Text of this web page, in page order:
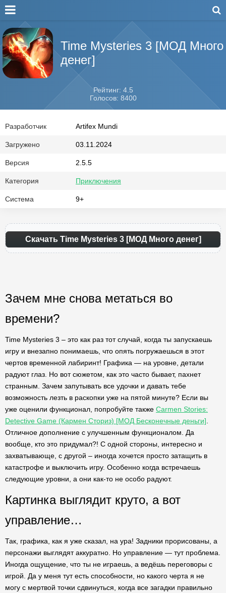
Time Mysteries 3 [МОД Много
денег]
Рейтинг: 4.5
Голосов: 8400
Разработчик Artifex Mundi
Загружено 03.11.2024
Версия 2.5.5
Категория Приключения
Система 9+
Скачать Time Mysteries 3 [МОД Много денег]
Зачем мне снова метаться во
времени?
Time Mysteries 3 – это как раз тот случай, когда ты запускаешь
игру и внезапно понимаешь, что опять погружаешься в этот
чертов временной лабиринт! Графика — на уровне, детали
радуют глаз. Но вот сюжетом, как это часто бывает, пахнет
странным. Зачем запутывать все удочки и давать тебе
возможность лезть в раскопки уже на пятой минуте? Если вы
уже оценили функционал, попробуйте также Carmen Stories:
Detective Game (Кармен Сториз) [МОД Бесконечные деньги]
Отличное дополнение с улучшенным функционалом. Да
вообще, кто это придумал?! С одной стороны, интересно и
захватывающе, с другой – иногда хочется просто затащить в
катастрофе и выключить игру. Особенно когда встречаешь
следующие уровни, а они как-то не особо радуют.
Картинка выглядит круто, а вот
управление…
Так, графика, как я уже сказал, на ура! Задники прорисованы, а
персонажи выглядят аккуратно. Но управление — тут проблема.
Иногда ощущение, что ты не играешь, а ведёшь переговоры с
игрой. Да у меня тут есть способности, но какого черта я не
могу с мертвой точки сдвинуться, когда все загадки правильно